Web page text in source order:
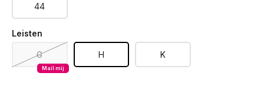
44
Leisten
Mail mij
G H K